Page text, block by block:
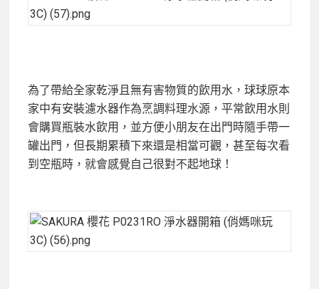
為了帶給全家乾淨且無有害物質的飲用水，球球原本
家中有安裝濾水器作為烹調料理水源，平常飲用水則
會購買瓶裝水飲用，並方便小朋友在出門時隨手帶一
罐出門，但長期累積下來還是相當可觀，甚至每次看
到空瓶時，就會感覺自己很對不起地球！